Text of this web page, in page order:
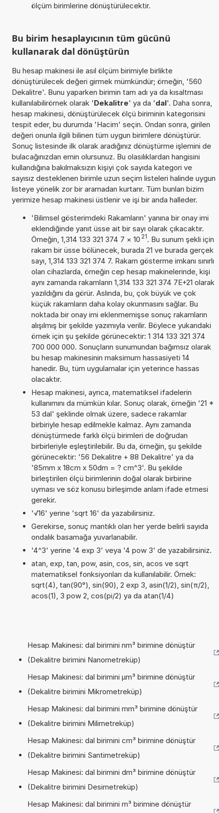
ölçüm birimlerine dönüştürülecektir.
Bu birim hesaplayıcının tüm gücünü
kullanarak dal dönüştürün
Bu hesap makinesi ile asıl ölçüm birimiyle birlikte
dönüştürülecek değeri girmek mümkündür; örneğin, '560
Dekalitre'. Bunu yaparken birimin tam adı ya da kısaltması
kullanılabilirörnek olarak 'Dekalitre' ya da 'dal'. Daha sonra,
hesap makinesi, dönüştürülecek ölçü biriminin kategorisini
tespit eder, bu durumda 'Hacim' seçin. Ondan sonra, girilen
değeri onunla ilgili bilinen tüm uygun birimlere dönüştürür.
Sonuç listesinde ilk olarak aradığınız dönüştürme işlemini de
bulacağınızdan emin olursunuz. Bu olasılıklardan hangisini
kullandığına bakılmaksızın kişiyi çok sayıda kategori ve
sayısız desteklenen birimle uzun seçim listeleri halinde uygun
listeye yönelik zor bir aramadan kurtarır. Tüm bunları bizim
yerimize hesap makinesi üstlenir ve işi bir anda halleder.
'Bilimsel gösterimdeki Rakamların' yanına bir onay imi
eklendiğinde yanıt üsse ait bir sayı olarak çıkacaktır.
Örneğin, 1,314 133 321 374 7 × 10 21. Bu sunum şekli için
rakam bir üsse bölünecek, burada 21 ve burada gerçek
sayı, 1,314 133 321 374 7. Rakam gösterme imkanı sınırlı
olan cihazlarda, örneğin cep hesap makinelerinde, kişi
aynı zamanda rakamların 1,314 133 321 374 7E+21 olarak
yazıldığını da görür. Aslında, bu, çok büyük ve çok
küçük rakamların daha kolay okunmasını sağlar. Bu
noktada bir onay imi eklenmemişse sonuç rakamların
alışılmış bir şekilde yazımıyla verilir. Böylece yukarıdaki
örnek için şu şekilde görünecektir: 1 314 133 321 374
700 000 000. Sonuçların sunumundan bağımsız olarak
bu hesap makinesinin maksimum hassasiyeti 14
hanedir. Bu, tüm uygulamalar için yeterince hassas
olacaktır.
Hesap makinesi, ayrıca, matematiksel ifadelerin
kullanımını da mümkün kılar. Sonuç olarak, örneğin '21 *
53 dal' şeklinde olmak üzere, sadece rakamlar
birbiriyle hesap edilmekle kalmaz. Aynı zamanda
dönüştürmede farklı ölçü birimleri de doğrudan
birbirleriyle eşleştirilebilir. Bu da, örneğin, şu şekilde
görünecektir: '56 Dekalitre + 88 Dekalitre' ya da
'85mm x 18cm x 50dm = ? cm^3'. Bu şekilde
birleştirilen ölçü birimlerinin doğal olarak birbirine
uyması ve söz konusu birleşimde anlam ifade etmesi
gerekir.
'√16' yerine 'sqrt 16' da yazabilirsiniz.
Gerekirse, sonuç mantıklı olan her yerde belirli sayıda
ondalık basamağa yuvarlanabilir.
'4^3' yerine '4 exp 3' veya '4 pow 3' de yazabilirsiniz.
atan, exp, tan, pow, asin, cos, sin, acos ve sqrt
matematiksel fonksiyonları da kullanılabilir. Örnek:
sqrt(4), tan(90°), sin(90), 2 exp 3, asin(1/2), sin(π/2),
acos(1), 3 pow 2, cos(pi/2) ya da atan(1/4)
Hesap Makinesi: dal birimini nm³ birimine dönüştür
(Dekalitre birimini Nanometreküp)
Hesap Makinesi: dal birimini µm³ birimine dönüştür
(Dekalitre birimini Mikrometreküp)
Hesap Makinesi: dal birimini mm³ birimine dönüştür
(Dekalitre birimini Milimetreküp)
Hesap Makinesi: dal birimini cm³ birimine dönüştür
(Dekalitre birimini Santimetreküp)
Hesap Makinesi: dal birimini dm³ birimine dönüştür
(Dekalitre birimini Desimetreküp)
Hesap Makinesi: dal birimini m³ birimine dönüştür